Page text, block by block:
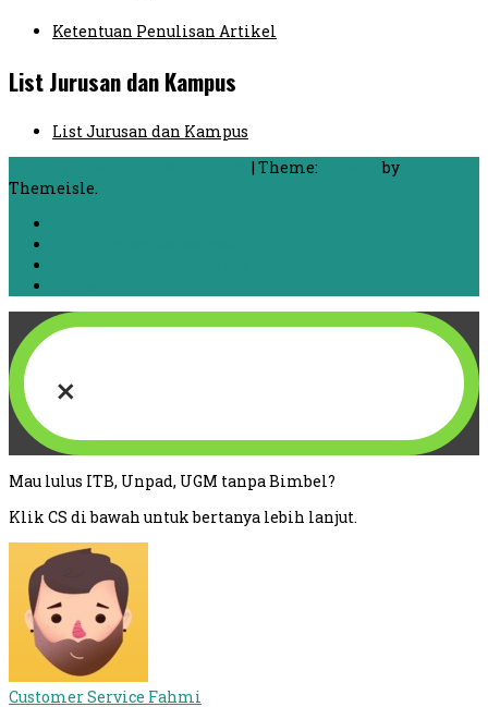
Ketentuan Penulisan Artikel
List Jurusan dan Kampus
List Jurusan dan Kampus
| Theme:
by
Themeisle.
×
Mau lulus ITB, Unpad, UGM tanpa Bimbel?
Klik CS di bawah untuk bertanya lebih lanjut.
Customer Service Fahmi